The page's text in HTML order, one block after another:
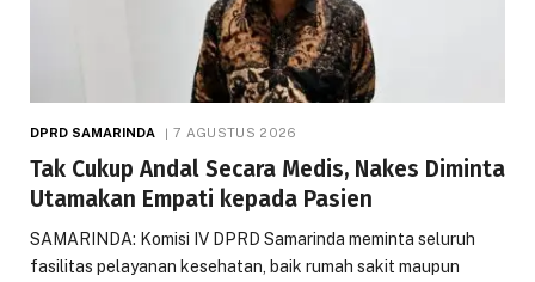
DPRD SAMARINDA 7 AGUSTUS 2026
Tak Cukup Andal Secara Medis, Nakes Diminta
Utamakan Empati kepada Pasien
SAMARINDA: Komisi IV DPRD Samarinda meminta seluruh
fasilitas pelayanan kesehatan, baik rumah sakit maupun